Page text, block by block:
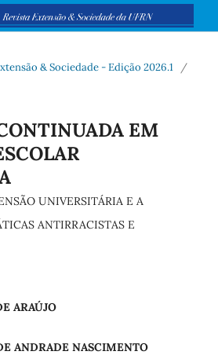
& Sociedade - Edição 2026.1
/
EM
UNIVERSITÁRIA E A
ANTIRRACISTAS E
ARAÚJO
ANDRADE NASCIMENTO